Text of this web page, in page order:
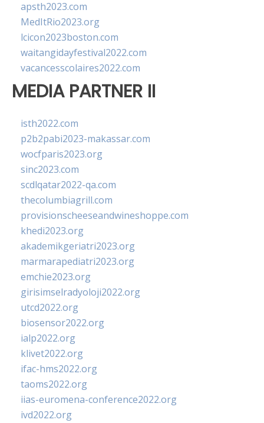
apsth2023.com
MedItRio2023.org
lcicon2023boston.com
waitangidayfestival2022.com
vacancesscolaires2022.com
MEDIA PARTNER II
isth2022.com
p2b2pabi2023-makassar.com
wocfparis2023.org
sinc2023.com
scdlqatar2022-qa.com
thecolumbiagrill.com
provisionscheeseandwineshoppe.com
khedi2023.org
akademikgeriatri2023.org
marmarapediatri2023.org
emchie2023.org
girisimselradyoloji2022.org
utcd2022.org
biosensor2022.org
ialp2022.org
klivet2022.org
ifac-hms2022.org
taoms2022.org
iias-euromena-conference2022.org
ivd2022.org